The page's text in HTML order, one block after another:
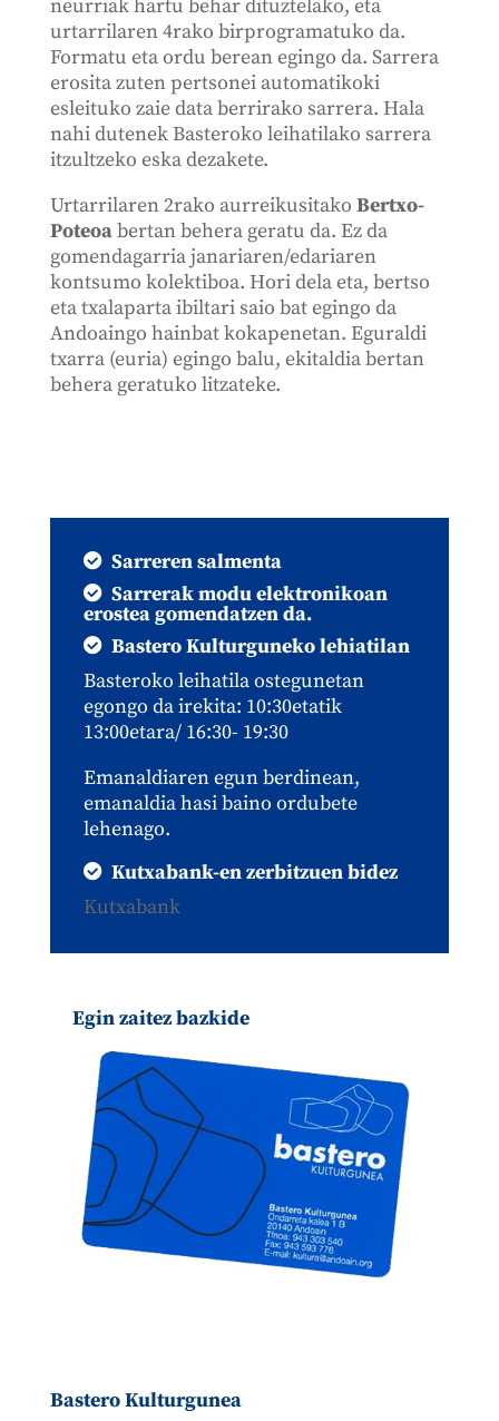
neurriak hartu behar dituztelako, eta
urtarrilaren 4rako birprogramatuko da.
Formatu eta ordu berean egingo da. Sarrera
erosita zuten pertsonei automatikoki
esleituko zaie data berrirako sarrera. Hala
nahi dutenek Basteroko leihatilako sarrera
itzultzeko eska dezakete.
Urtarrilaren 2rako aurreikusitako Bertxo-
Poteoabertan behera geratu da. Ez da
gomendagarria janariaren/edariaren
kontsumo kolektiboa. Hori dela eta, bertso
eta txalaparta ibiltari saio bat egingo da
Andoaingo hainbat kokapenetan. Eguraldi
txarra (euria) egingo balu, ekitaldia bertan
behera geratuko litzateke.
Sarreren salmenta
Sarrerak modu elektronikoan
erostea gomendatzen da.
Bastero Kulturguneko lehiatilan
Basteroko leihatila ostegunetan
egongo da irekita: 10:30etatik
13:00etara/ 16:30- 19:30
Emanaldiaren egun berdinean,
emanaldia hasi baino ordubete
lehenago.
Kutxabank-en zerbitzuen bidez
Kutxabank
Egin zaitez bazkide
Bastero Kulturgunea